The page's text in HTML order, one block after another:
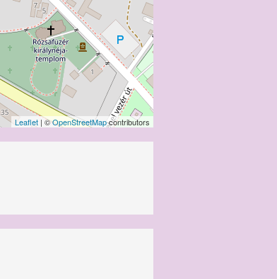
Leaflet | ©OpenStreetMapcontributors